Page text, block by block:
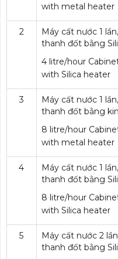
with metal heater
2
Máy cất nước 1
thanh đốt bằng
4 litre/hour
with Silica heater
3
Máy cất nước 1
thanh đốt bằng
8 litre/hour
with metal heater
4
Máy cất nước 1
thanh đốt bằng
8 litre/hour
with Silica heater
5
Máy cất nước 2
thanh đốt bằng